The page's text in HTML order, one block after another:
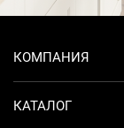
КОМПАНИЯ
КАТАЛОГ